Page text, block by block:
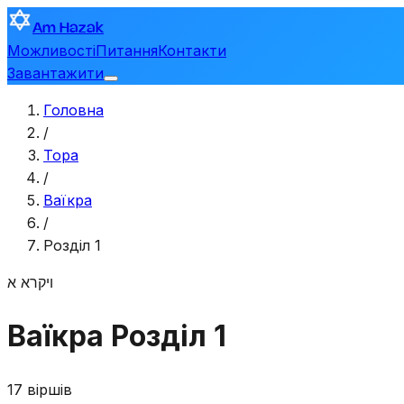
Am Hazak
МожливостіПитанняКонтакти
Завантажити
Головна
/
Тора
/
Ваїкра
/
Розділ 1
ויקרא א
Ваїкра Розділ 1
17 віршів